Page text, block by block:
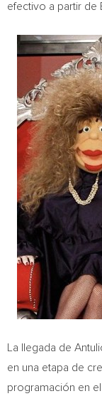
efectivo a partir de
La llegada de
en una etapa de
programación en